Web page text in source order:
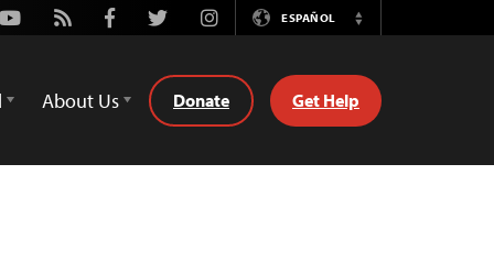
Youtube
Rss FacebookTwitterInstagramESPAÑOL
Switch
About Us Donate Get Help